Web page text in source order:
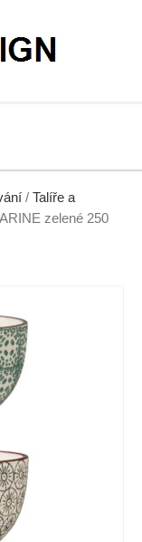
/ Talíře a
zelené 250